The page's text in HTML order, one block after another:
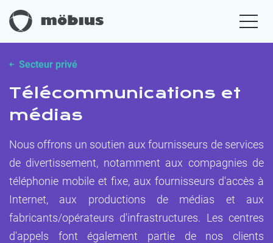
Secteur privé
Télécommunications et
médias
Nous offrons un soutien aux fournisseurs de services
de divertissement, notamment aux compagnies de
téléphonie mobile et fixe, aux fournisseurs d'accès à
Internet, aux productions de médias et aux
fabricants/opérateurs d'infrastructures. Les centres
d'appels font également partie de nos clients